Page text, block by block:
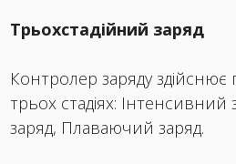
Трьохстадійний заряд
Контролер заряду здійснює
трьох стадіях:
заряд, Плаваючий заряд.